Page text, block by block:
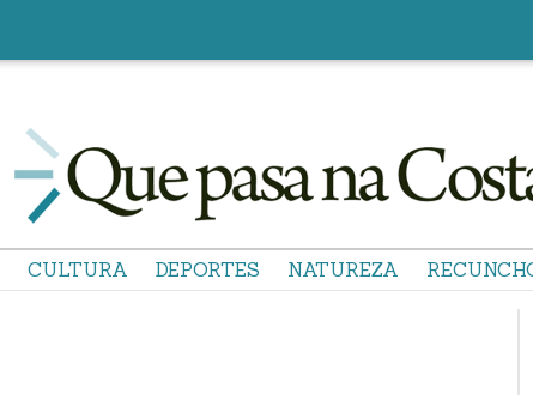
CULTURA DEPORTES NATUREZA